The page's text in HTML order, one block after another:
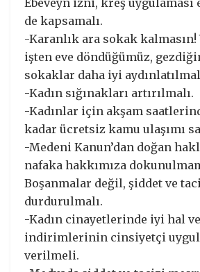
Ebeveyn izni, kreş
de kapsamalı.
-Karanlık ara sokak kalmasın!
işten eve döndüğümüz,
sokaklar daha iyi
-Kadın sığınakları artırılmalı.
-Kadınlar için akşam
kadar ücretsiz kamu ulaşımı
-Medeni Kanun’dan doğan
nafaka hakkımıza
Boşanmalar değil, şiddet ve
durdurulmalı.
-Kadın cinayetlerinde iyi hal
indirimlerinin cinsiyetçi
verilmeli.